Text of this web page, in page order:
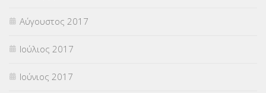
Αύγουστος 2017
Ιούλιος 2017
Ιούνιος 2017